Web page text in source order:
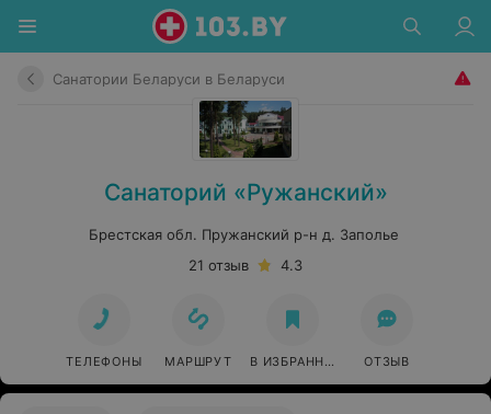
Санатории Беларуси в Беларуси
Санаторий «Ружанский»
Брестская обл. Пружанский р-н д. Заполье
21 отзыв
4.3
ТЕЛЕФОНЫ МАРШРУТ В ИЗБРАННОЕ ОТЗЫВ